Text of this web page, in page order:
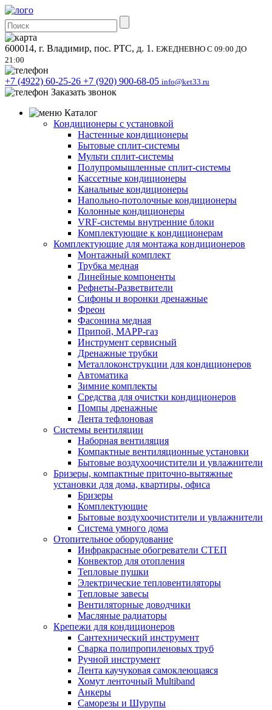
600014, г. Владимир, пос. РТС, д. 1. ЕЖЕДНЕВНО С 09:00 ДО
21:00
+7 (4922) 60-25-26 +7 (920) 900-68-05 info@ket33.ru
Заказать звонок
Каталог
Кондиционеры с установкой
Настенные кондиционеры
Бытовые сплит-системы
Мульти сплит-системы
Полупромышленные сплит-системы
Кассетные кондиционеры
Канальные кондиционеры
Напольно-потолочные кондиционеры
Колонные кондиционеры
VRF-системы внутренние блоки
Комплектующие к кондиционерам
Комплектующие для монтажа кондиционеров
Монтажный комплект
Трубка медная
Линейные компоненты
Рефнеты-Разветвители
Сифоны и воронки дренажные
Фреон
Фасонина медная
Припой, МАРР-газ
Инструмент сервисный
Дренажные трубки
Металлоконструкции для кондиционеров
Автоматика
Зимние комплекты
Средства для очистки кондиционеров
Помпы дренажные
Лента тефлоновая
Системы вентиляции
Наборная вентиляция
Компактные вентиляционные установки
Бытовые воздухоочистители и увлажнители
Бризеры, компактные приточно-вытяжные
установки для дома, квартиры, офиса
Бризеры
Комплектующие
Бытовые воздухоочистители и увлажнители
Система умного дома
Отопительное оборудование
Инфракрасные обогреватели СТЕП
Конвектор для отопления
Тепловые пушки
Электрические тепловентиляторы
Тепловые завесы
Вентиляторные доводчики
Масляные радиаторы
Крепежи для кондиционеров
Сантехнический инструмент
Сварка полипропиленовых труб
Ручной инструмент
Лента каучуковая самоклеющаяся
Хомут ленточный Multiband
Анкеры
Саморезы и Шурупы